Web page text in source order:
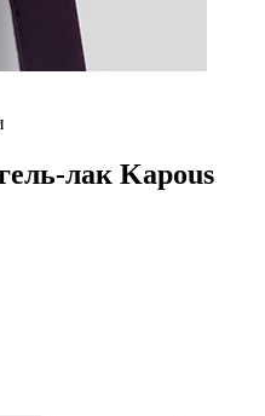
лак Kapous